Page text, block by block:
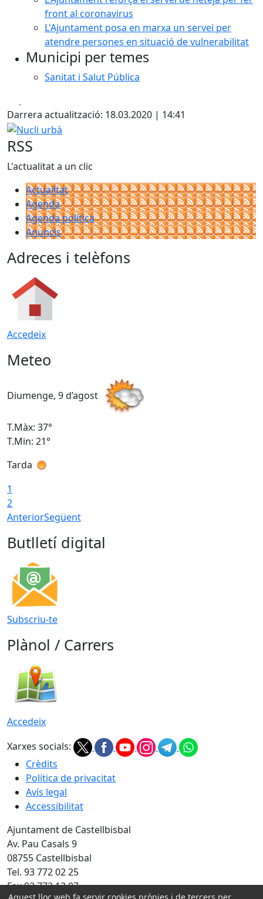
front al coronavirus
L'Ajuntament posa en marxa un servei per
atendre persones en situació de vulnerabilitat
Municipi per temes
Sanitat i Salut Pública
Darrera actualització: 18.03.2020 | 14:41
Nucli urbà
RSS
L'actualitat a un clic
Actualitat
Agenda
Agenda política
Anuncis
Adreces i telèfons
Accedeix
Meteo
Diumenge, 9 d’agost
T.Màx: 37°
T.Min: 21°
Tarda
1
2
AnteriorSegüent
Butlletí digital
Subscriu-te
Plànol / Carrers
Accedeix
Xarxes socials:
Crèdits
Política de privacitat
Avís legal
Accessibilitat
Ajuntament de Castellbisbal
Av. Pau Casals 9
08755 Castellbisbal
Tel. 93 772 02 25
Fax 93 772 13 07